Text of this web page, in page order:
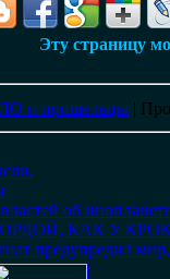
Эту страницу
и пришельцы |
об
КАК У
предупредил